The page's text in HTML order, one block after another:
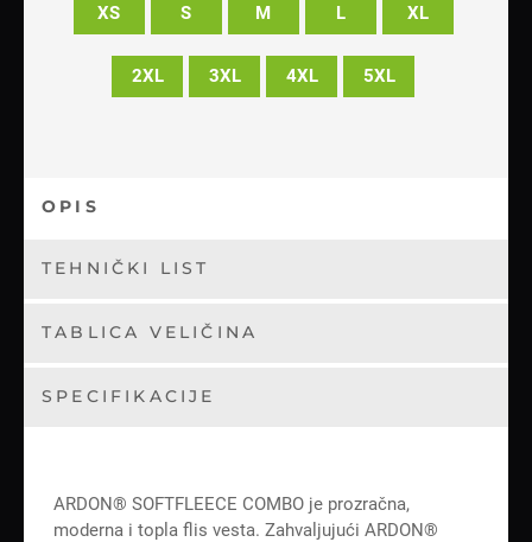
XS S M L XL
2XL 3XL 4XL 5XL
OPIS
TEHNIČKI LIST
TABLICA VELIČINA
SPECIFIKACIJE
ARDON® SOFTFLEECE COMBO je prozračna,
moderna i topla flis vesta. Zahvaljujući ARDON®